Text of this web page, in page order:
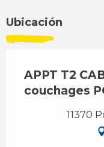
Ubicación
APPT T2
couchages
11370